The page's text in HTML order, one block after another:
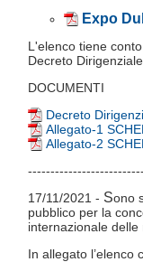
Expo
L'elenco tiene
Decreto
DOCUMENTI
Decreto
Allegato-1
Allegato-2
17/11/2021 - Sono
pubblico per la
internazionale
In allegato l’elenco